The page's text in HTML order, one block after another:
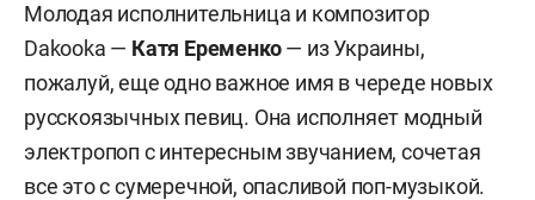
Молодая исполнительница и композитор
Dakooka — Катя Еременко— из Украины,
пожалуй, еще одно важное имя в череде новых
русскоязычных певиц. Она исполняет модный
электропоп с интересным звучанием, сочетая
все это с сумеречной, опасливой поп-музыкой.